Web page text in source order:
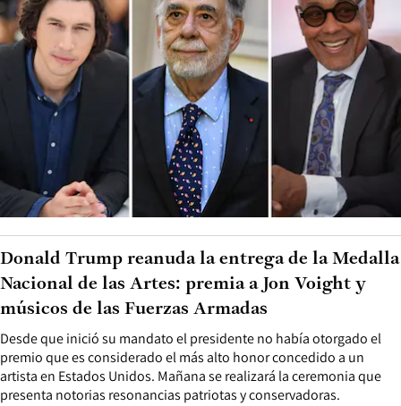
Desde que inició su mandato el presidente no había otorgado el
premio que es considerado el más alto honor concedido a un
artista en Estados Unidos. Mañana se realizará la ceremonia que
presenta notorias resonancias patriotas y conservadoras.
Donald Trump reanuda la entrega de la Medalla
Nacional de las Artes: premia a Jon Voight y
músicos de las Fuerzas Armadas